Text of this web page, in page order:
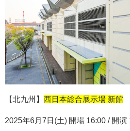
【北九州】 西日本総合展示場 新館
2025年6 月 7 日 (土) 開場 16:00 / 開演